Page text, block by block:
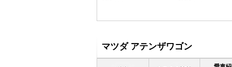
マツダ アテンザワゴン